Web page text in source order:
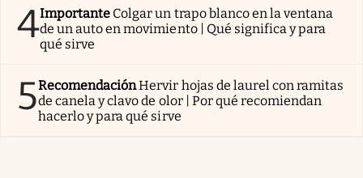
4Importante Colgar un trapo blanco en la ventana
de un auto en movimiento | Qué significa y para
qué sirve
5RecomendaciónHervir hojas de laurel con ramitas
de canela y clavo de olor | Por qué recomiendan
hacerlo y para qué sirve